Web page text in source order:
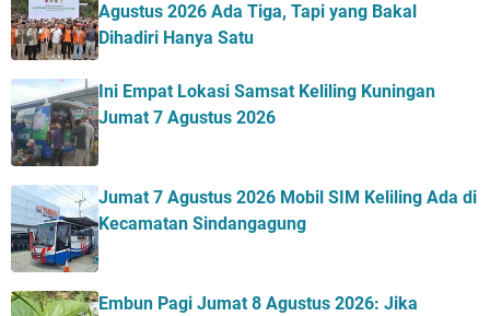
Agustus 2026 Ada Tiga, Tapi yang Bakal
Dihadiri Hanya Satu
Ini Empat Lokasi Samsat Keliling Kuningan
Jumat 7 Agustus 2026
Jumat 7 Agustus 2026 Mobil SIM Keliling Ada di
Kecamatan Sindangagung
Embun Pagi Jumat 8 Agustus 2026: Jika